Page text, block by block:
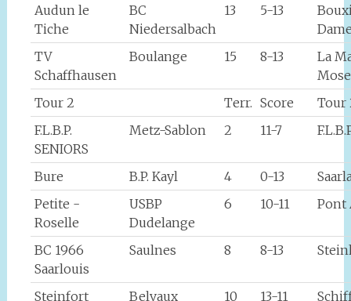
Audun le
Tiche
BC
Niedersalbach
13 5-13
TV
Schaffhausen
Boulange 15 8-13
La
Tour 2
Terr. Score
Tour
F.L.B.P.
SENIORS
Metz-Sablon 2 11-7
Bure B.P. Kayl 4 0-13
Petite -
Roselle
USBP
Dudelange
6 10-11 Pont
BC 1966
Saarlouis
Saulnes 8 8-13
Steinfort Belvaux 10 13-11